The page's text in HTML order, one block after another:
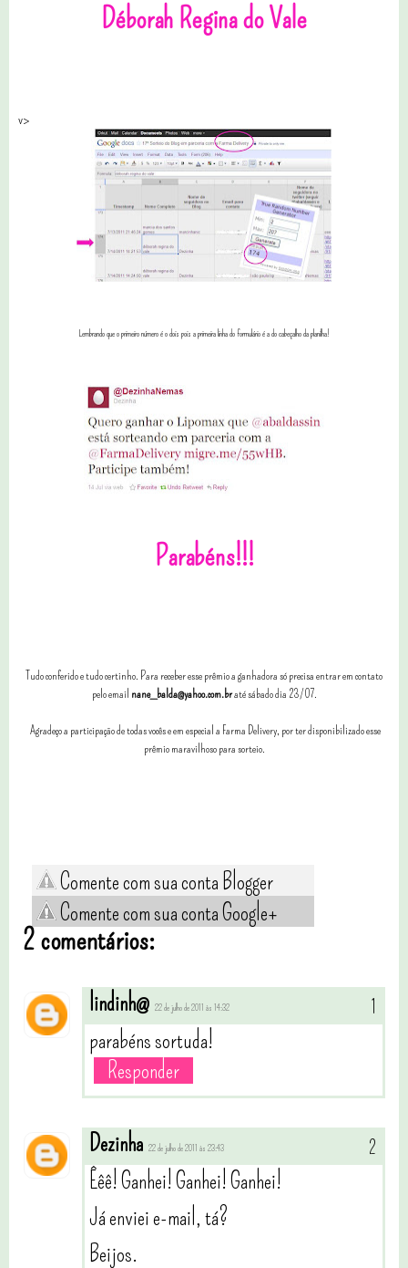
Déborah Regina do Vale
v>
Lembrando que o primeiro número é o dois pois a primeira linha do formulário é a do cabeçalho da planilha!
Parabéns!!!
Tudo conferido e tudo certinho. Para receber esse prêmio a ganhadora só precisa entrar em contato
pelo email nane_balda@yahoo.com.braté sábado dia 23/07.
Agradeço a participação de todas vocês e em especial a Farma Delivery, por ter disponibilizado esse
prêmio maravilhoso para sorteio.
Comente com sua conta Blogger
Comente com sua conta Google+
2 comentários:
lindinh@ 22 de julho de 2011 às 14:32
parabéns sortuda!
Responder
Dezinha 22 de julho de 2011 às 23:43
Êêê! Ganhei! Ganhei! Ganhei!
Já enviei e-mail, tá?
Beijos.